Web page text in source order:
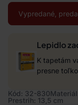
Vypredané,
Lepidlo
K tapetám
presne
Kód: 32-830
Prestrih: 13,5 cm